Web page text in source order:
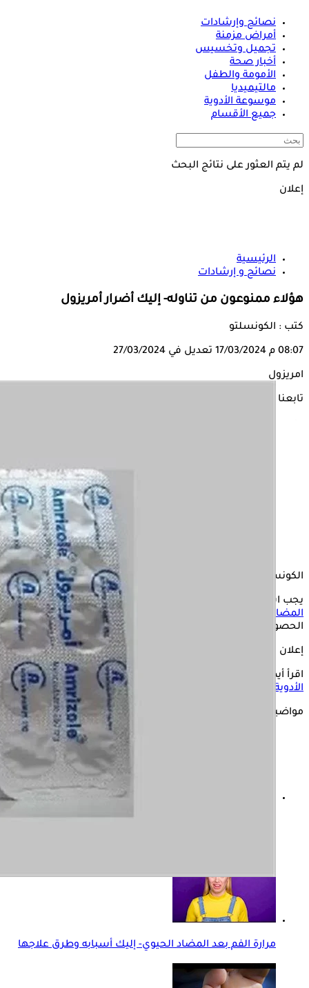
نصائح وإرشادات
أمراض مزمنة
تجميل وتخسيس
أخبار صحة
الأمومة والطفل
مالتيميديا
موسوعة الأدوية
جميع الأقسام
لم يتم العثور على نتائج البحث
إعلان
الرئيسية
نصائح و إرشادات
هؤلاء ممنوعون من تناوله- إليك أضرار أمريزول
كتب : الكونسلتو
08:07 م 17/03/2024 تعديل في 27/03/2024
امريزول
تابعنا على
الكونسلتو
يجب استشارة الطبيب قبل الإقدام على تناول أمريزول، أحد أشهر
المضادات الحيوية
في الصيدليات، لأن هناك حالات يحظر فيها
الحصول عليه.
إعلان
اقرأ أيضًا:
احذر تناول المضادات الحيوية لعلاج الإنفلونزا.. إليك
الأدوية الآمنة
مواضيع ذات صلة
مرارة الفم بعد المضاد الحيوي- إليك أسبابه وطرق علاجها